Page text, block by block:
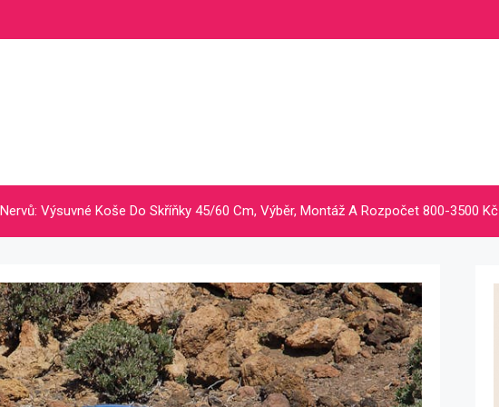
Výsuvné Koše Do Skříňky 45/60 Cm, Výběr, Montáž A Rozpočet 800-3500 Kč